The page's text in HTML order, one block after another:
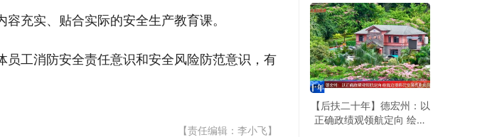
充实、贴合实际的安全生产教育课。
工消防安全责任意识和安全风险防范意识，有
【责任编辑：李小飞】
景
【后扶二十年】德宏州：以
正确政绩观领航定向 绘就